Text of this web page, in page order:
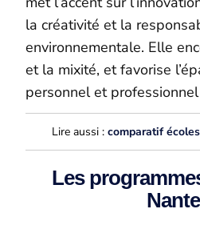
la créativité et la
environnementale. Elle
et la mixité, et favorise
personnel et
Lire aussi :comparatif
Les